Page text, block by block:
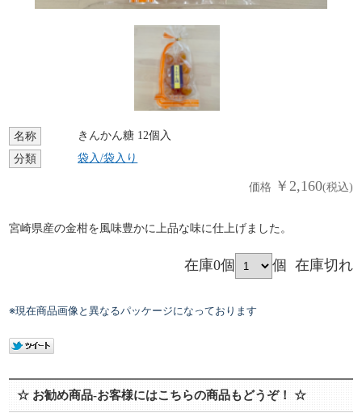
名称
きんかん糖 12個入
分類
袋入/袋入り
価格 ￥2,160(税込)
宮崎県産の金柑を風味豊かに上品な味に仕上げました。
在庫0個 個 在庫切れ
※現在商品画像と異なるパッケージになっております
☆ お勧め商品-お客様にはこちらの商品もどうぞ！ ☆